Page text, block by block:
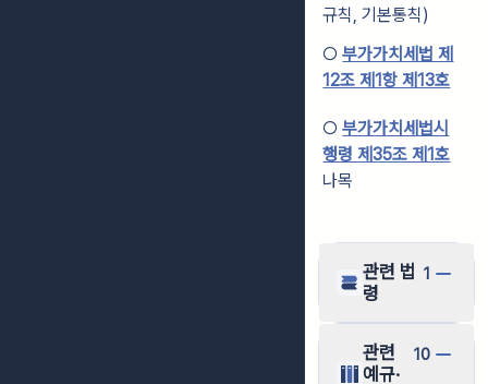
규칙, 기본통칙)
○부가가치세법 제
12조 제1항 제13호
○부가가치세법시
행령 제35조 제1호
나목
관련 법
령
1
관련
예규·
10